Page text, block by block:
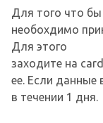
Для того что бы
необохдимо
Для этого
заходите на
ее. Если данные
в течении 1 дня.